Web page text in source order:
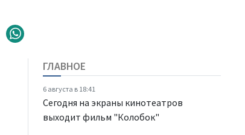
ГЛАВНОЕ
6 августа в 18:41
Сегодня на экраны кинотеатров
выходит фильм "Колобок"